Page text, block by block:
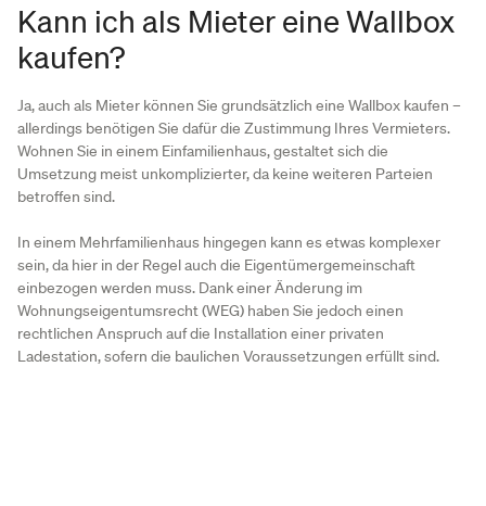
Kann ich als Mieter eine Wallbox
kaufen?
Ja, auch als Mieter können Sie grundsätzlich eine Wallbox kaufen –
allerdings benötigen Sie dafür die Zustimmung Ihres Vermieters.
Wohnen Sie in einem Einfamilienhaus, gestaltet sich die
Umsetzung meist unkomplizierter, da keine weiteren Parteien
betroffen sind.
In einem Mehrfamilienhaus hingegen kann es etwas komplexer
sein, da hier in der Regel auch die Eigentümergemeinschaft
einbezogen werden muss. Dank einer Änderung im
Wohnungseigentumsrecht (WEG) haben Sie jedoch einen
rechtlichen Anspruch auf die Installation einer privaten
Ladestation, sofern die baulichen Voraussetzungen erfüllt sind.